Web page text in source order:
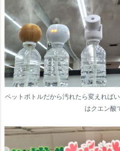
ペットボトルだから汚れたら変えれば
はクエン酸